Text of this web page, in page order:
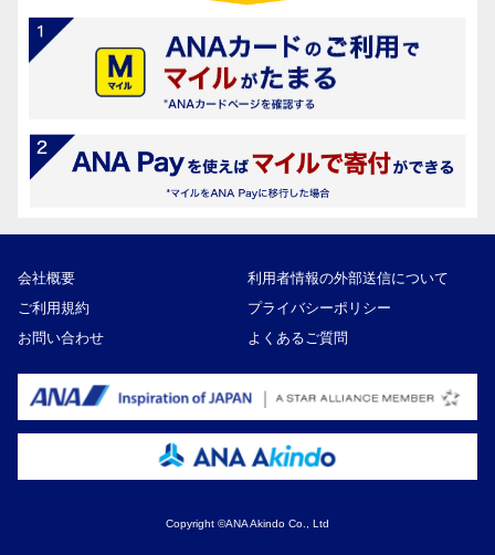
会社概要
利用者情報の外部送信について
ご利用規約
プライバシーポリシー
お問い合わせ
よくあるご質問
Copyright ©ANA Akindo Co., Ltd